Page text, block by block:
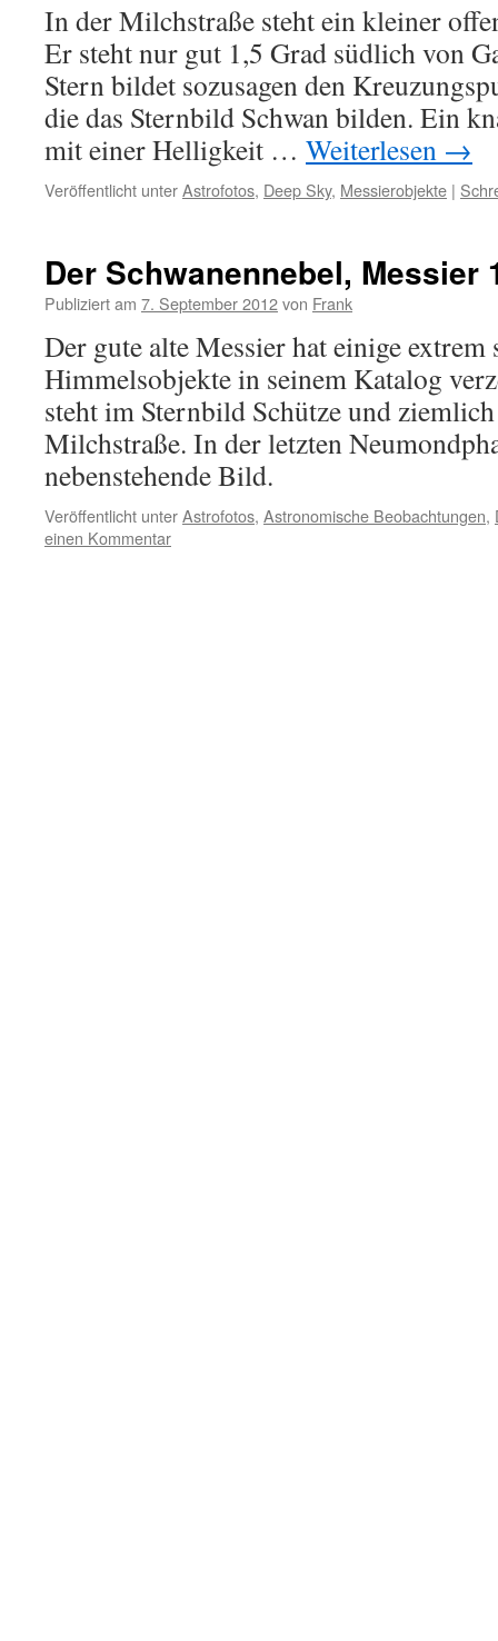
In der Milchstraße steht ein kleiner
Er steht nur gut 1,5 Grad südlich von
Stern bildet sozusagen den
die das Sternbild Schwan bilden. Ein
mit einer Helligkeit … Weiterlesen →
Veröffentlicht unterAstrofotos, Deep Sky, Messierobjekte |
Der Schwanennebel, Messier
Publiziert am 7. September 2012von Frank
Der gute alte Messier hat einige extrem
Himmelsobjekte in seinem Katalog
steht im Sternbild Schütze und
Milchstraße. In der letzten
nebenstehende Bild.
Veröffentlicht unterAstrofotos, Astronomische Beobachtungen,
einen Kommentar